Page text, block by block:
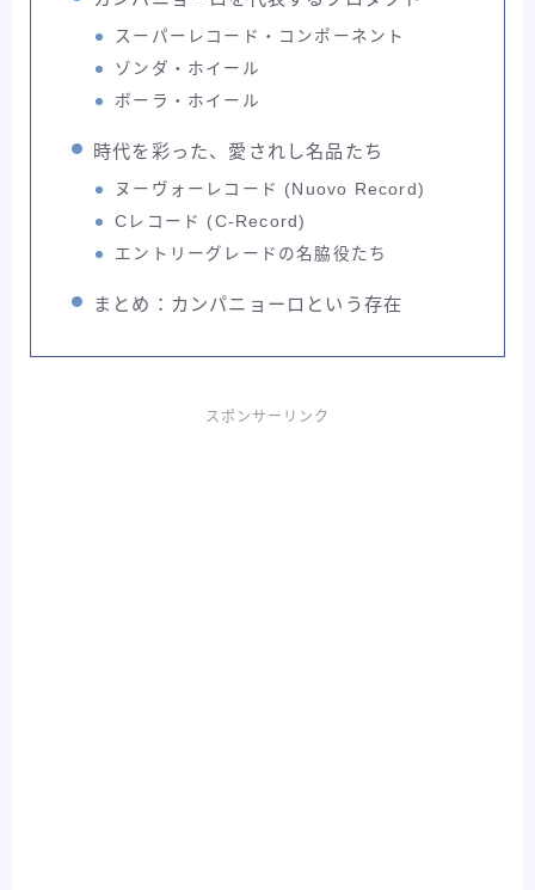
スーパーレコード・コンポーネント
ゾンダ・ホイール
ボーラ・ホイール
時代を彩った、愛されし名品たち
ヌーヴォーレコード (Nuovo Record)
Cレコード (C-Record)
エントリーグレードの名脇役たち
まとめ：カンパニョーロという存在
スポンサーリンク